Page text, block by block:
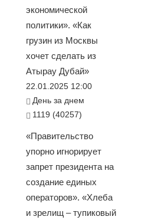
экономической
политики». «Как
грузин из Москвы
хочет сделать из
Атырау Дубай»
22.01.2025 12:00
День за днем
1119 (40257)
«Правительство
упорно игнорирует
запрет президента на
создание единых
операторов». «Хлеба
и зрелищ – тупиковый